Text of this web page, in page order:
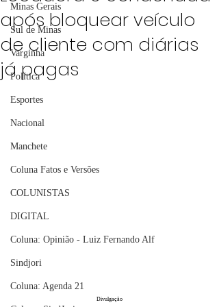
Minas Gerais
Sul de Minas
Varginha
Política
Esportes
Nacional
Manchete
Coluna Fatos e Versões
COLUNISTAS
DIGITAL
Coluna: Opinião - Luiz Fernando Alf
Sindjori
Coluna: Agenda 21
após bloquear veículo
de cliente com diárias
já pagas
Divulgação